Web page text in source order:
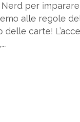
per
alle regole
carte!